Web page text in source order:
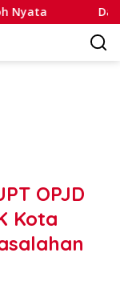
OPJD
Kota